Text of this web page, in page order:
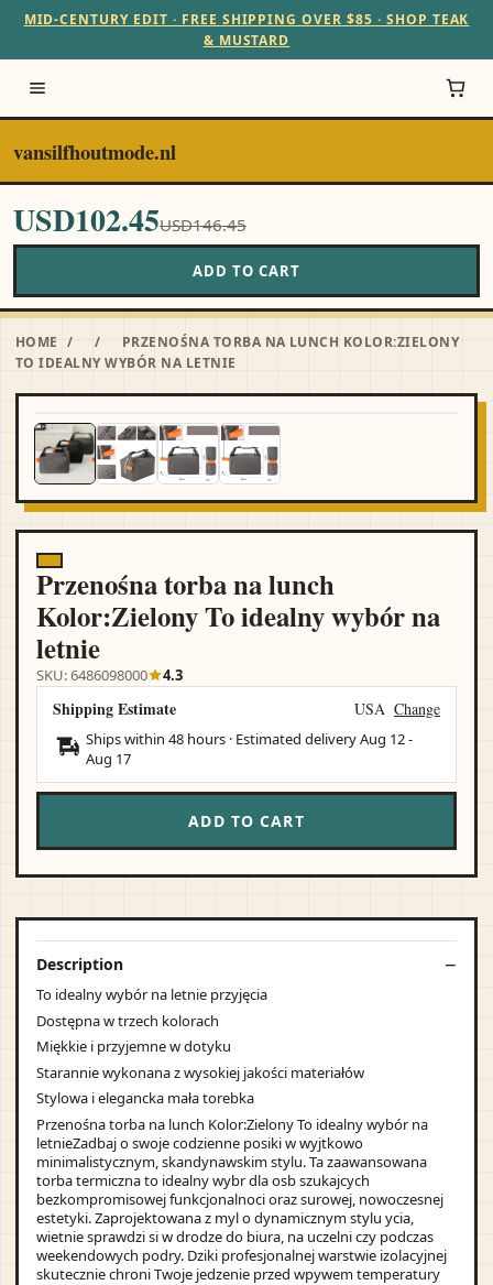
MID-CENTURY EDIT · FREE SHIPPING OVER $85 · SHOP TEAK
& MUSTARD
vansilfhoutmode.nl
USD102.45USD146.45
ADD TO CART
HOME / /
PRZENOŚNA TORBA NA LUNCH KOLOR:ZIELONY
TO IDEALNY WYBÓR NA LETNIE
Przenośna torba na lunch
Kolor:Zielony To idealny wybór na
letnie
SKU: 6486098000 4.3
Shipping Estimate USA Change
Ships within 48 hours · Estimated deliveryAug 12-
Aug 17
ADD TO CART
Description
To idealny wybór na letnie przyjęcia
Dostępna w trzech kolorach
Miękkie i przyjemne w dotyku
Starannie wykonana z wysokiej jakości materiałów
Stylowa i elegancka mała torebka
Przenośna torba na lunch Kolor:Zielony To idealny wybór na
letnieZadbaj o swoje codzienne posiki w wyjtkowo
minimalistycznym, skandynawskim stylu. Ta zaawansowana
torba termiczna to idealny wybr dla osb szukajcych
bezkompromisowej funkcjonalnoci oraz surowej, nowoczesnej
estetyki. Zaprojektowana z myl o dynamicznym stylu ycia,
wietnie sprawdzi si w drodze do biura, na uczelni czy podczas
weekendowych podry. Dziki profesjonalnej warstwie izolacyjnej
skutecznie chroni Twoje jedzenie przed wpywem temperatury